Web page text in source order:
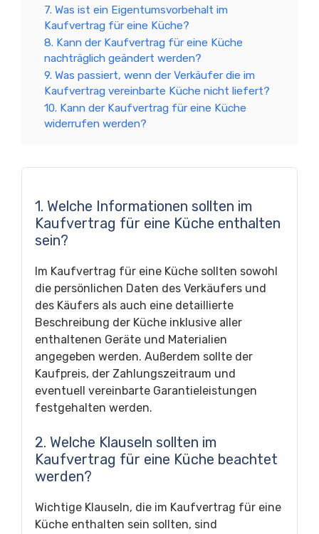
7. Was ist ein Eigentumsvorbehalt im
Kaufvertrag für eine Küche?
8. Kann der Kaufvertrag für eine Küche
nachträglich geändert werden?
9. Was passiert, wenn der Verkäufer die im
Kaufvertrag vereinbarte Küche nicht liefert?
10. Kann der Kaufvertrag für eine Küche
widerrufen werden?
1. Welche Informationen sollten im
Kaufvertrag für eine Küche enthalten
sein?
Im Kaufvertrag für eine Küche sollten sowohl
die persönlichen Daten des Verkäufers und
des Käufers als auch eine detaillierte
Beschreibung der Küche inklusive aller
enthaltenen Geräte und Materialien
angegeben werden. Außerdem sollte der
Kaufpreis, der Zahlungszeitraum und
eventuell vereinbarte Garantieleistungen
festgehalten werden.
2. Welche Klauseln sollten im
Kaufvertrag für eine Küche beachtet
werden?
Wichtige Klauseln, die im Kaufvertrag für eine
Küche enthalten sein sollten, sind